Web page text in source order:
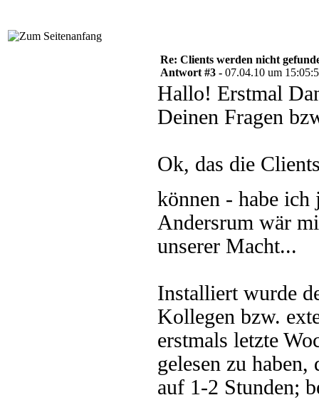
Re: Clients werden nicht
Antwort #3 - 07.04.10 um
Hallo! Erstmal
Deinen Fragen
Ok, das die
können - habe
Andersrum wär
unserer Macht...
Installiert wurde
Kollegen bzw.
erstmals letzte
gelesen zu
auf 1-2 Stunden;